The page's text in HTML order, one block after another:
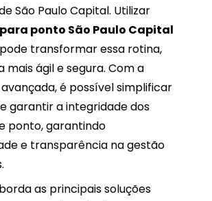
São Paulo Capital. Utilizar
ponto São Paulo Capital
transformar essa rotina,
ágil e segura. Com a
é possível simplificar
garantir a integridade dos
ponto, garantindo
e transparência na gestão
as principais soluções